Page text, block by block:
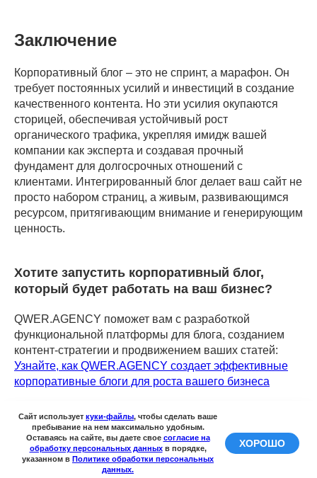
Сайт использует куки-файлы, чтобы сделать ваше
пребывание на нем максимально удобным.
Оставаясь на сайте, вы даете свое согласие на
обработку персональных данныхв порядке,
указанном в Политике обработки персональных
данных.
ХОРОШО
Заключение
Корпоративный блог – это не спринт, а марафон. Он
требует постоянных усилий и инвестиций в создание
качественного контента. Но эти усилия окупаются
сторицей, обеспечивая устойчивый рост
органического трафика, укрепляя имидж вашей
компании как эксперта и создавая прочный
фундамент для долгосрочных отношений с
клиентами. Интегрированный блог делает ваш сайт не
просто набором страниц, а живым, развивающимся
ресурсом, притягивающим внимание и генерирующим
ценность.
Хотите запустить корпоративный блог,
который будет работать на ваш бизнес?
QWER.AGENCY поможет вам с разработкой
функциональной платформы для блога, созданием
контент-стратегии и продвижением ваших статей:
Узнайте, как QWER.AGENCY создает эффективные
корпоративные блоги для роста вашего бизнеса